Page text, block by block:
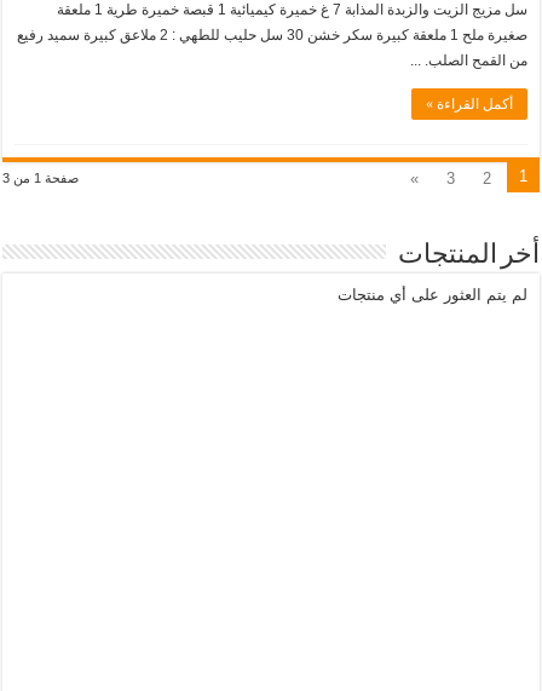
سل مزيج الزيت والزبدة المذابة 7 غ خميرة كيميائية 1 قبصة خميرة طرية 1 ملعقة
صغيرة ملح 1 ملعقة كبيرة سكر خشن 30 سل حليب للطهي : 2 ملاعق كبيرة سميد رفيع
من القمح الصلب. ...
أكمل القراءة »
صفحة 1 من 3 1
2
3
»
أخر المنتجات
لم يتم العثور على أي منتجات